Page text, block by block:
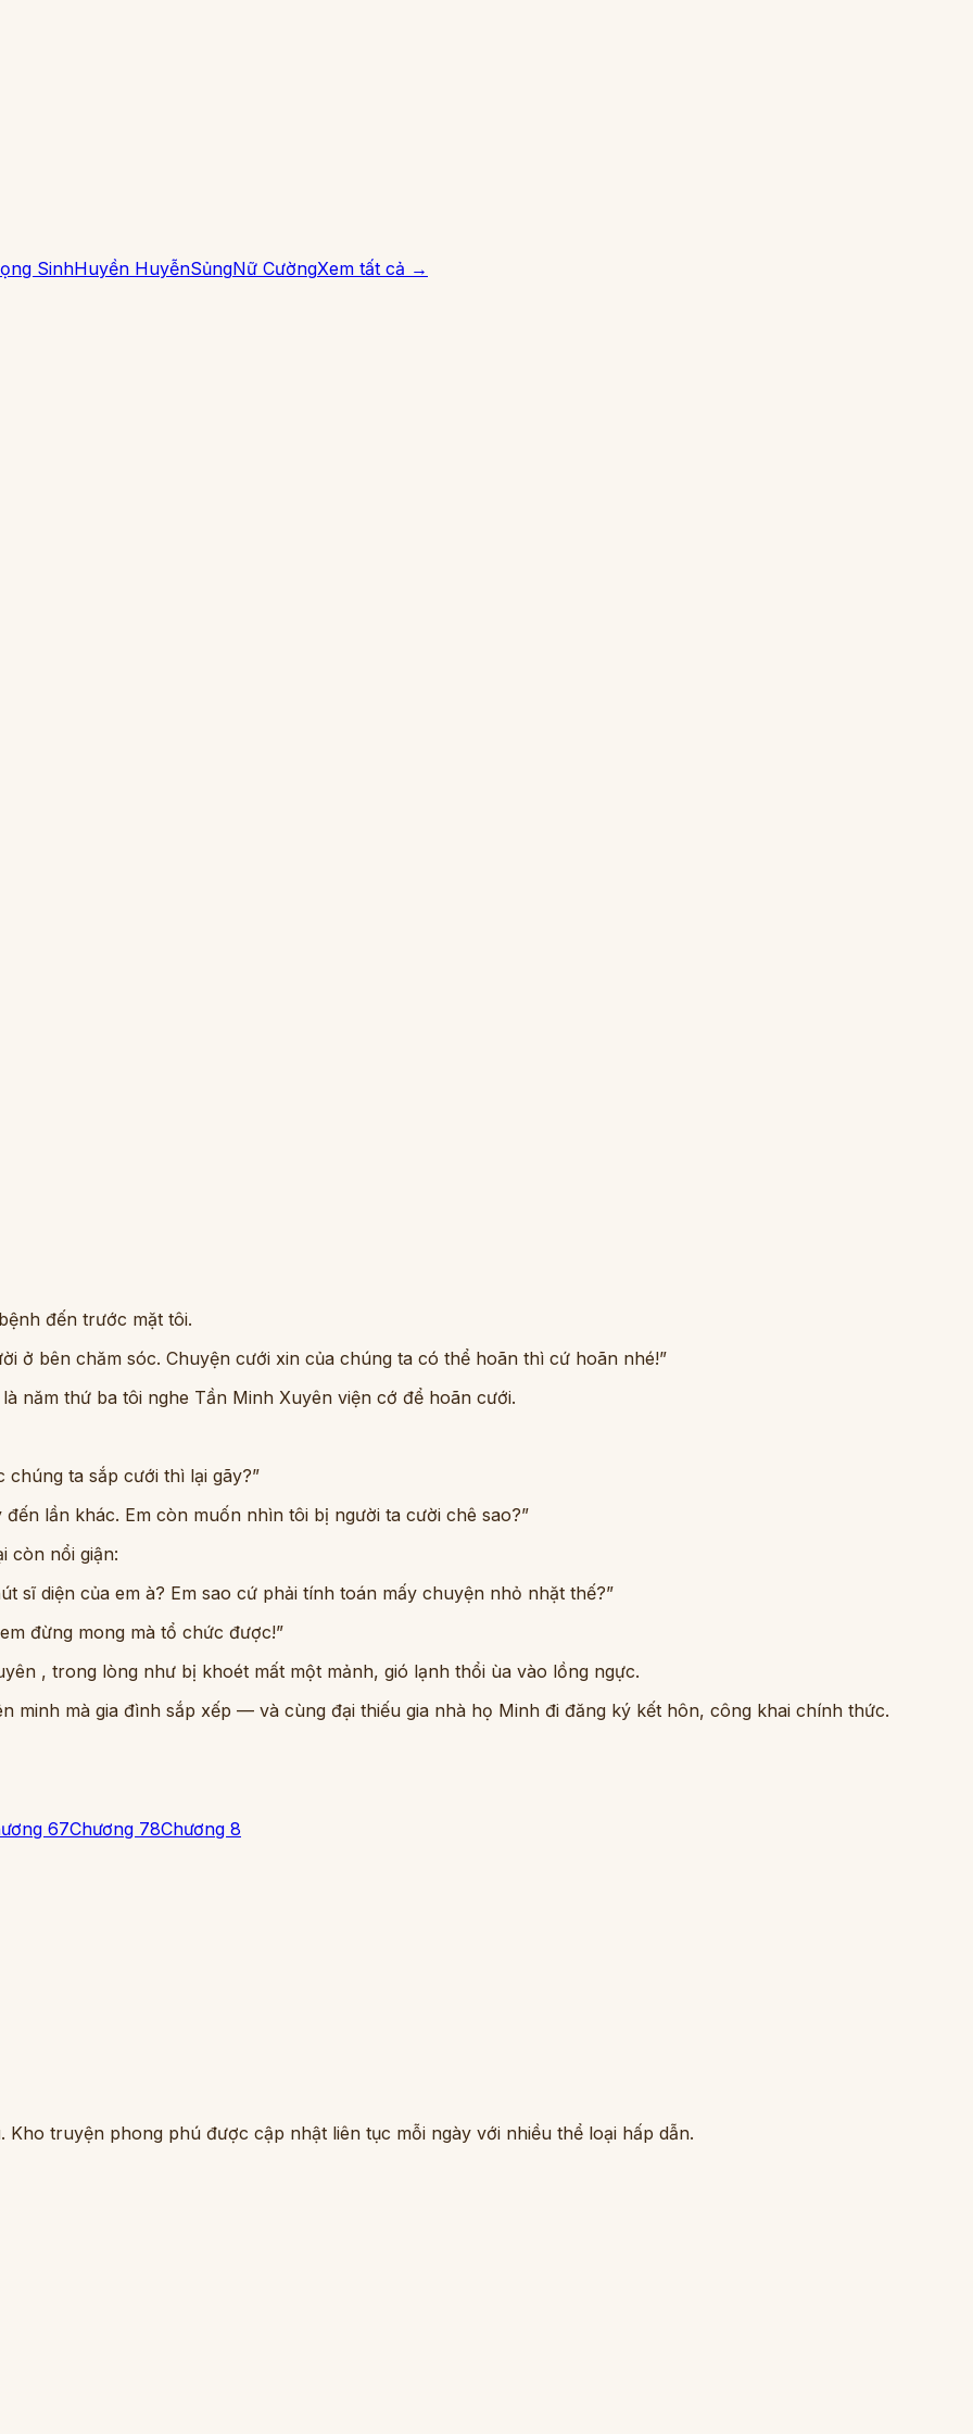
SinhHuyền HuyễnSủngNữ CườngXem tất cả →
đến trước mặt tôi.
ở bên chăm sóc. Chuyện cưới xin của chúng ta có thể hoãn thì cứ hoãn nhé!”
năm thứ ba tôi nghe Tần Minh Xuyên viện cớ để hoãn cưới.
ta sắp cưới thì lại gãy?”
lần khác. Em còn muốn nhìn tôi bị người ta cười chê sao?”
còn nổi giận:
sĩ diện của em à? Em sao cứ phải tính toán mấy chuyện nhỏ nhặt thế?”
đừng mong mà tổ chức được!”
, trong lòng như bị khoét mất một mảnh, gió lạnh thổi ùa vào lồng ngực.
minh mà gia đình sắp xếp — và cùng đại thiếu gia nhà họ Minh đi đăng ký kết hôn, công khai chính thức.
67Chương 78Chương 8
truyện phong phú được cập nhật liên tục mỗi ngày với nhiều thể loại hấp dẫn.